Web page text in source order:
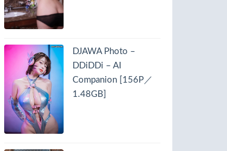
DJAWA Photo –
DDiDDi – AI
Companion [156P／
1.48GB]